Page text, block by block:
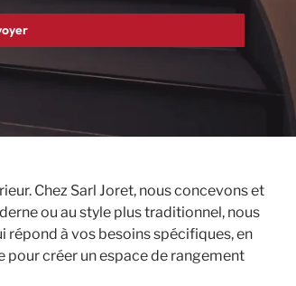
Chez Sarl Joret, nous concevons et
ou au style plus traditionnel, nous
à vos besoins spécifiques, en
créer un espace de rangement